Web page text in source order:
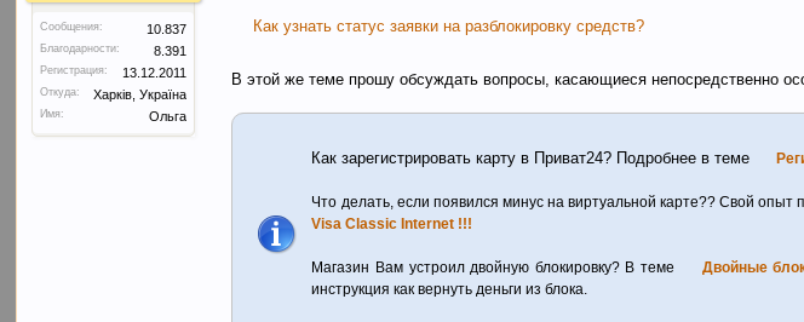
Сообщения: 10.837
Благодарности: 8.391
Регистрация: 13.12.2011
Откуда: Харків, Україна
Имя: Ольга
Как узнать статус заявки на разблокировку средств?
В этой же теме прошу обсуждать вопросы, касающиеся непосредственно
Как зарегистрировать карту в Приват24? Подробнее в теме
Что делать, если появился минус на виртуальной карте?? Свой опыт
Visa Classic Internet !!!
Магазин Вам устроил двойную блокировку? В теме Двойные
инструкция как вернуть деньги из блока.